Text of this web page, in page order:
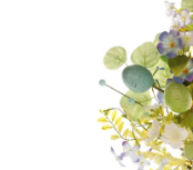
hvězdiček.